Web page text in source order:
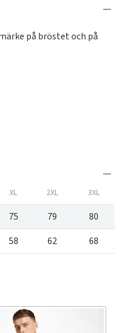
på bröstet och på
XL 2XL 3XL
75 79
80
58 62 68